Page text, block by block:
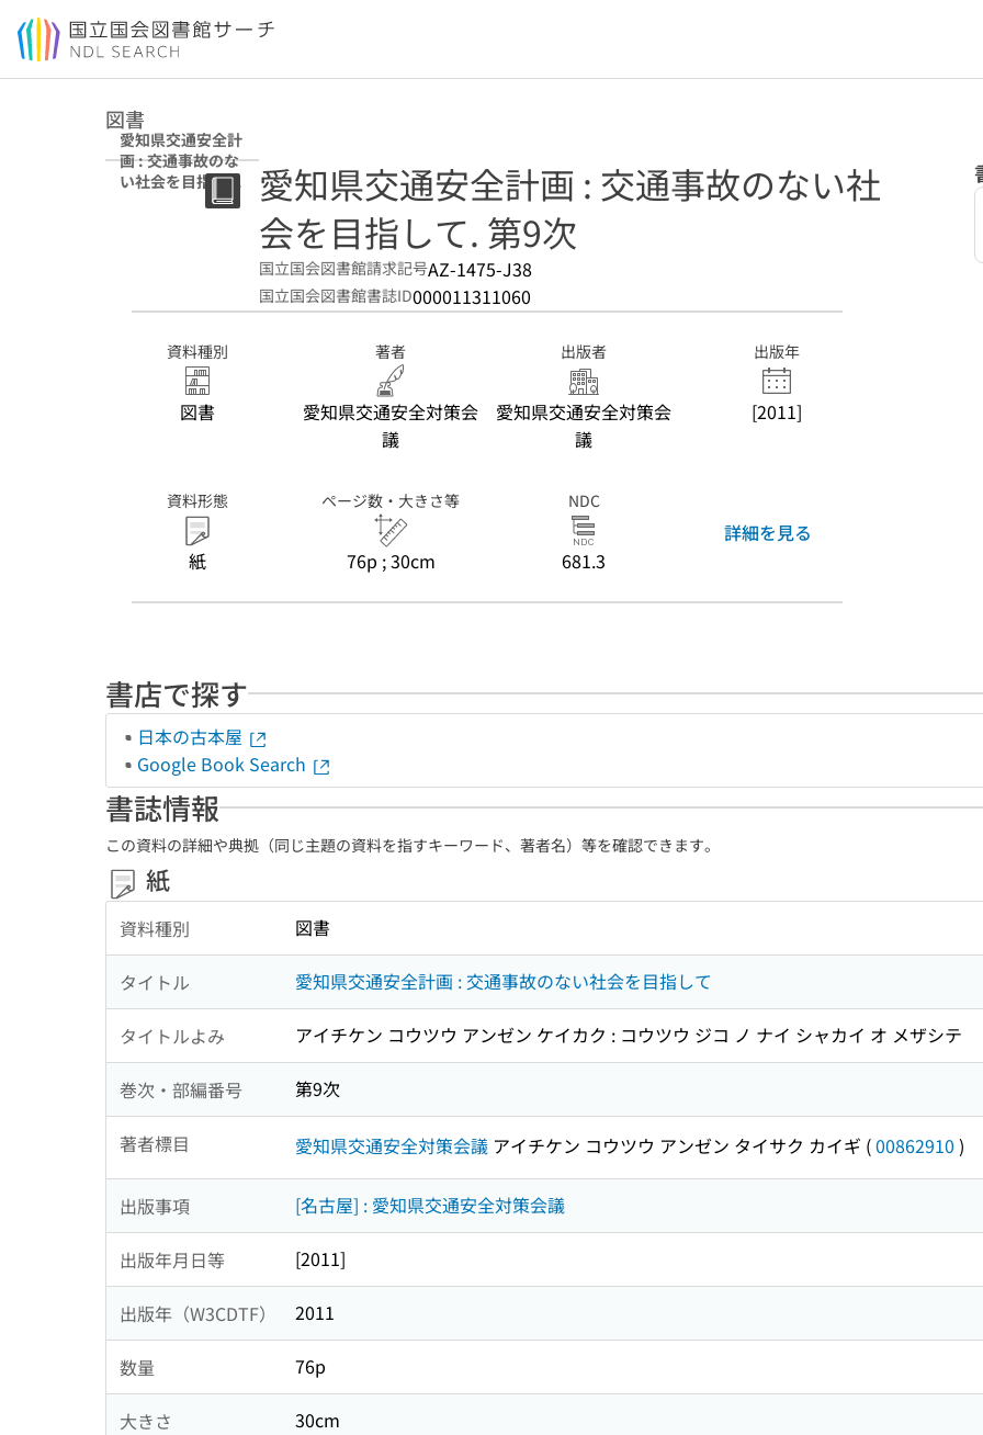
本文へ移動
図書
愛知県交通安全計
画 : 交通事故のな
い社会を目指して
愛知県交通安全計画 : 交通事故のない社
会を目指して. 第9次
国立国会図書館請求記号AZ-1475-J38
国立国会図書館書誌ID000011311060
資料種別
図書
著者
愛知県交通安全対策会
議
出版者
愛知県交通安全対策会
議
出版年
[2011]
資料形態
紙
ページ数・大きさ等
76p ; 30cm
NDC
681.3
詳細を見る
書店で探す
日本の古本屋
Google Book Search
書誌情報
この資料の詳細や典拠（同じ主題の資料を指すキーワード、著者名）等を確認できます。
紙
資料種別 図書
タイトル 愛知県交通安全計画 : 交通事故のない社会を目指して
タイトルよみ アイチケン コウツウ アンゼン ケイカク : コウツウ ジコ ノ ナイ シャカイ オ メザシテ
巻次・部編番号 第9次
著者標目 愛知県交通安全対策会議 アイチケン コウツウ アンゼン タイサク カイギ (00862910 )
出版事項 [名古屋] : 愛知県交通安全対策会議
出版年月日等 [2011]
出版年（W3CDTF） 2011
数量 76p
大きさ 30cm